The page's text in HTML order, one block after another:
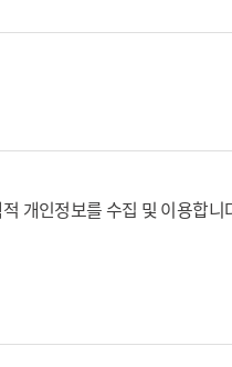
위하여 회원이 선정하고 진
여 회원이 설정하여 진흥회
령 및 서비스별 안내에서 정
면에 게시하거나, 또는 회
도록 할 수 있다.
경사항을 확인하여야 한다.
며, 변경된 약관의 효력발
속시간
당자명, 담당자 이메일, 담당
용내역을 자동 수집합니다.
개인정보를 수집 및 이용합